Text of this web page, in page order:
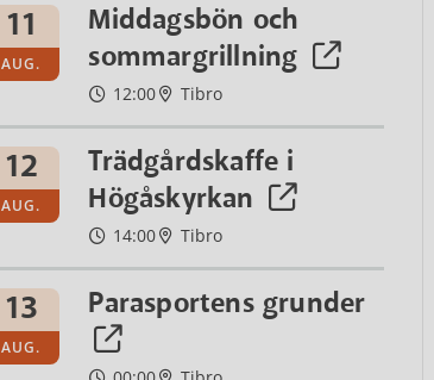
11
AUG.
Middagsbön och
sommargrillning
12:00 Tibro
12
AUG.
Trädgårdskaffe i
Högåskyrkan
14:00 Tibro
13
AUG.
Parasportens grunder